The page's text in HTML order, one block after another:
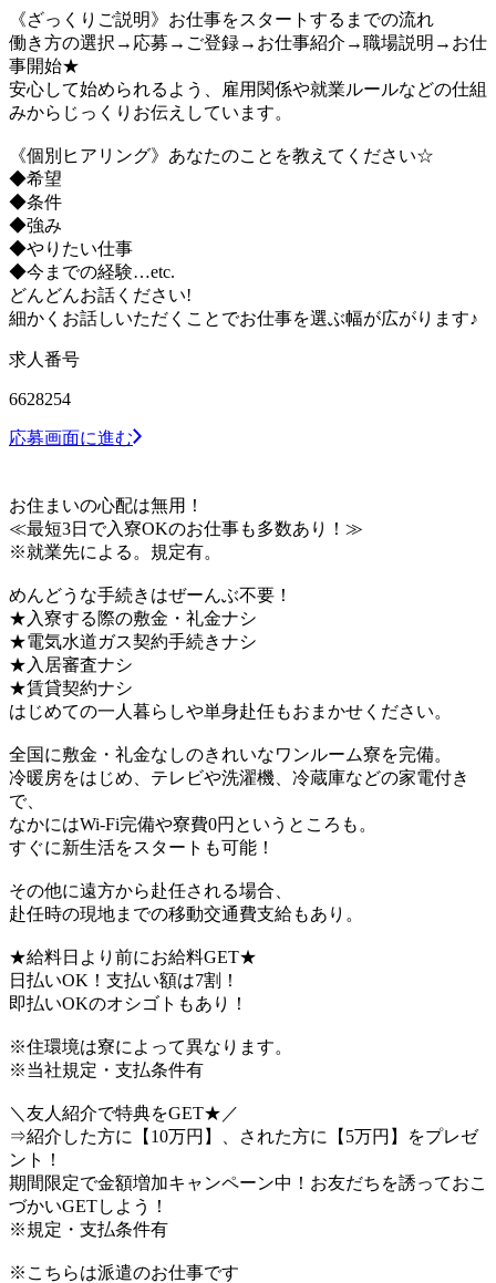
《ざっくりご説明》お仕事をスタートするまでの流れ
働き方の選択→応募→ご登録→お仕事紹介→職場説明→お仕
事開始★
安心して始められるよう、雇用関係や就業ルールなどの仕組
みからじっくりお伝えしています。
《個別ヒアリング》あなたのことを教えてください☆
◆希望
◆条件
◆強み
◆やりたい仕事
◆今までの経験…etc.
どんどんお話ください!
細かくお話しいただくことでお仕事を選ぶ幅が広がります♪
求人番号
6628254
応募画面に進む
お住まいの心配は無用！
≪最短3日で入寮OKのお仕事も多数あり！≫
※就業先による。規定有。
めんどうな手続きはぜーんぶ不要！
★入寮する際の敷金・礼金ナシ
★電気水道ガス契約手続きナシ
★入居審査ナシ
★賃貸契約ナシ
はじめての一人暮らしや単身赴任もおまかせください。
全国に敷金・礼金なしのきれいなワンルーム寮を完備。
冷暖房をはじめ、テレビや洗濯機、冷蔵庫などの家電付き
で、
なかにはWi-Fi完備や寮費0円というところも。
すぐに新生活をスタートも可能！
その他に遠方から赴任される場合、
赴任時の現地までの移動交通費支給もあり。
★給料日より前にお給料GET★
日払いOK！支払い額は7割！
即払いOKのオシゴトもあり！
※住環境は寮によって異なります。
※当社規定・支払条件有
＼友人紹介で特典をGET★／
⇒紹介した方に【10万円】、された方に【5万円】をプレゼ
ント！
期間限定で金額増加キャンペーン中！お友だちを誘っておこ
づかいGETしよう！
※規定・支払条件有
※こちらは派遣のお仕事です